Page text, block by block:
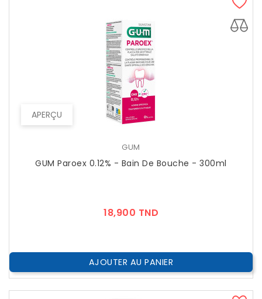
APERÇU
GUM
GUM Paroex 0.12% - Bain De Bouche - 300ml
18,900 TND
AJOUTER AU PANIER